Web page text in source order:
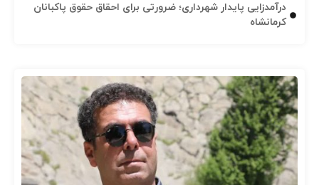
درآمدزایی پایدار شهرداری؛ ضرورتی برای احقاق حقوق پاکبانان
کرمانشاه